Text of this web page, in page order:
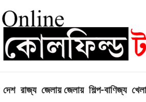
দেশ রাজ্য জেলায় জেলায় শিল্প-বাণিজ্য খেলা